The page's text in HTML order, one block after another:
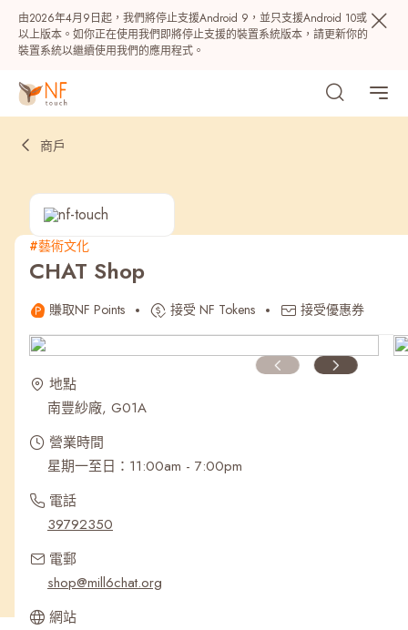
由2026年4月9日起，我們將停止支援Android 9，並只支援Android 10或
以上版本。如你正在使用我們即將停止支援的裝置系統版本，請更新你的
裝置系統以繼續使用我們的應用程式。
熱門
最近搜尋紀錄
商戶
#藝術文化
CHAT Shop
賺取NF Points 接受 NF Tokens 接受優惠券
地點
南豐紗廠, G01A
營業時間
星期一至日：11:00am - 7:00pm
電話
39792350
電郵
shop@mill6chat.org
網站